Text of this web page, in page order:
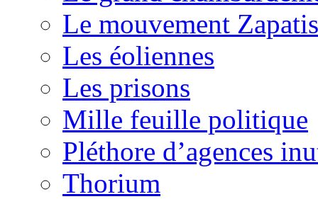
Le mouvement
Les éoliennes
Les prisons
Mille feuille politique
Pléthore d’agences
Thorium